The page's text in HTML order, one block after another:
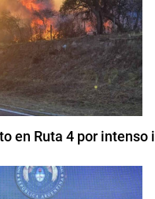
en Ruta 4 por intenso